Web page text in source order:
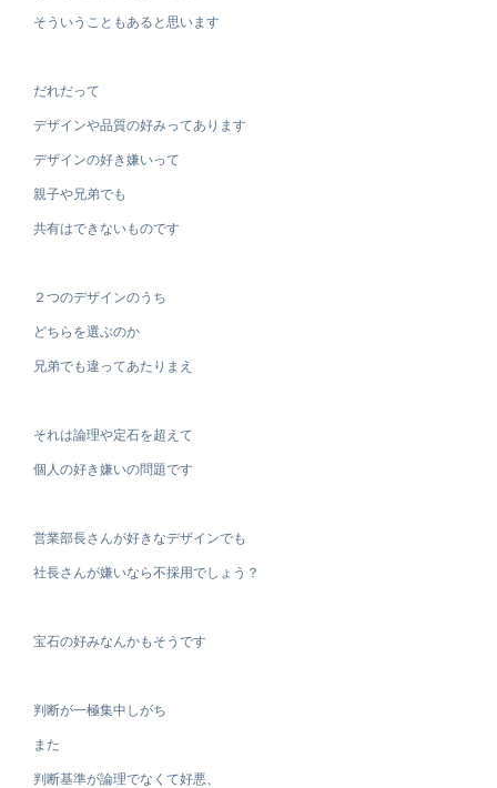
そういうこともあると思います
だれだって
デザインや品質の好みってあります
デザインの好き嫌いって
親子や兄弟でも
共有はできないものです
２つのデザインのうち
どちらを選ぶのか
兄弟でも違ってあたりまえ
それは論理や定石を超えて
個人の好き嫌いの問題です
営業部長さんが好きなデザインでも
社長さんが嫌いなら不採用でしょう？
宝石の好みなんかもそうです
判断が一極集中しがち
また
判断基準が論理でなくて好悪、